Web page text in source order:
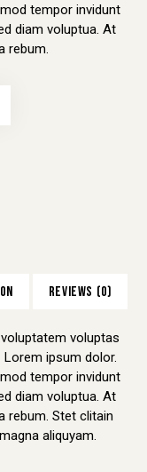
tempor invidunt
diam voluptua. At
rebum.
REVIEWS (0)
voluptas
ipsum dolor.
tempor invidunt
diam voluptua. At
rebum. Stet clitain
aliquyam.